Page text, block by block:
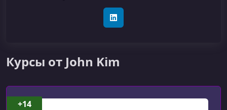
LinkedIn
Курсы от John Kim
+14